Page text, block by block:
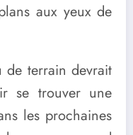
aux yeux de
terrain devrait
se trouver une
les prochaines